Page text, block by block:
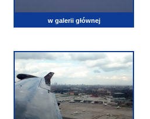
w galerii głównej